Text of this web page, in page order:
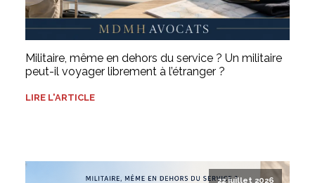
Militaire, même en dehors du service ? Un militaire
peut-il voyager librement à l’étranger ?
LIRE L'ARTICLE
22 juillet 2026